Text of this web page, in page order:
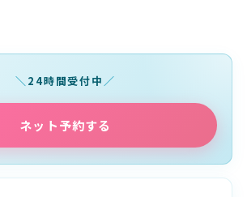
24時間受付中
ネット予約する